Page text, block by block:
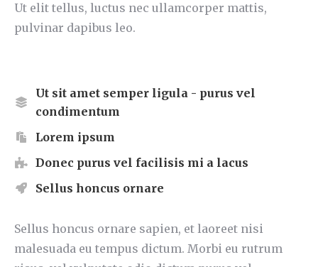
Ut elit tellus, luctus nec ullamcorper mattis,
pulvinar dapibus leo.
Ut sit amet semper ligula - purus vel
condimentum
Lorem ipsum
Donec purus vel facilisis mi a lacus
Sellus honcus ornare
Sellus honcus ornare sapien, et laoreet nisi
malesuada eu tempus dictum. Morbi eu rutrum